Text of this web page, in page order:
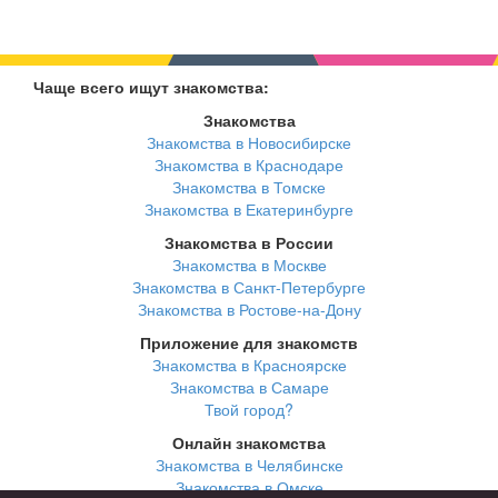
Чаще всего ищут знакомства:
Знакомства
Знакомства в Новосибирске
Знакомства в Краснодаре
Знакомства в Томске
Знакомства в Екатеринбурге
Знакомства в России
Знакомства в Москве
Знакомства в Санкт-Петербурге
Знакомства в Ростове-на-Дону
Приложение для знакомств
Знакомства в Красноярске
Знакомства в Самаре
Твой город?
Онлайн знакомства
Знакомства в Челябинске
Знакомства в Омске